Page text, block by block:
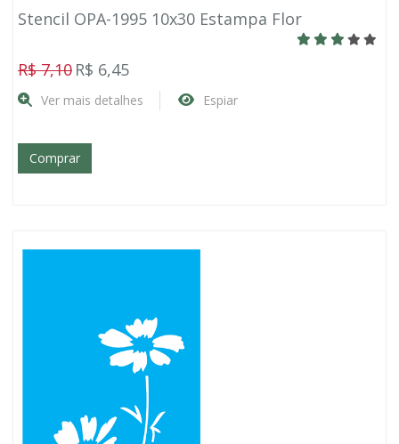
Stencil OPA-1995 10x30 Estampa Flor
R$ 7,10 R$ 6,45
Ver mais detalhes Espiar
Comprar